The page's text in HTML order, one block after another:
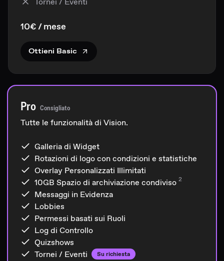
10€ / mese
Ottieni Basic
Pro Consigliato
Tutte le funzionalità di Vision.
Galleria di Widget
Rotazioni di logo con condizioni e statistiche
Overlay Personalizzati Illimitati
10GB Spazio di archiviazione condiviso 2
Messaggi in Evidenza
Lobbies
Permessi basati sui Ruoli
Log di Controllo
Quizshows
Tornei / Eventi
Su richiesta